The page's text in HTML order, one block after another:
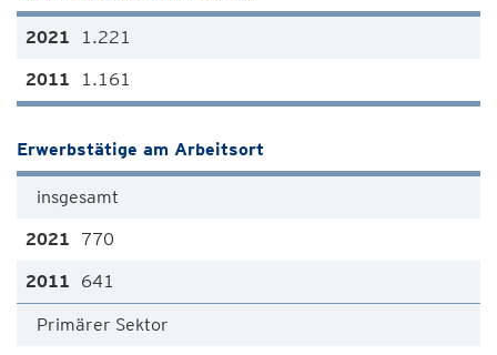
1.221
1.161
Erwerbstätige am Arbeitsort
insgesamt
770
641
Primärer Sektor